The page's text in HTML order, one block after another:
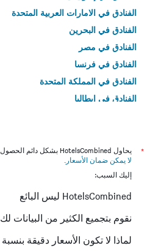
الفنادق في الامارات العربية المتحدة
الفنادق في البحرين
الفنادق في مصر
الفنادق في فرنسا
الفنادق في المملكة المتحدة
الفنادق في إيطاليا
*
يحاول HotelsCombined بشكل دائم الحصول على الأسعار الدقيقة، ولكن
لا يمكن ضمان الأسعار .
إليك السبب:
HotelsCombined ليس البائع
نقوم بتجميع الكثير من البيانات لك
لماذا لا تكون الأسعار دقيقة بنسبة 100٪؟